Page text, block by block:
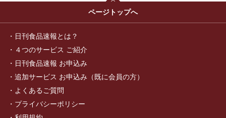
ページトップへ
日刊食品速報とは？
４つのサービス ご紹介
日刊食品速報 お申込み
追加サービス お申込み（既に会員の方）
よくあるご質問
プライバシーポリシー